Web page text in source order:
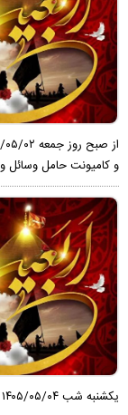
و کامیونت حامل وسائل
یکشنبه شب ۱۴۰۵/۰۵/۰۴ زنجان را به مقصد عراق ترک کردند.